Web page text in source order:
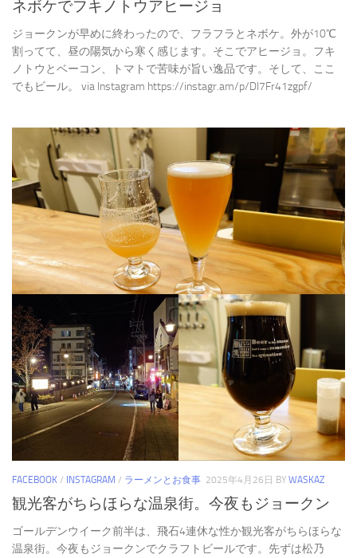
ネボケでフキノトウアヒージョ
ジョークンが早めに終わったので、フラフラとネボケ。外が10℃
割ってて、昼の陽気から寒く感じます。そこでアヒージョ。フキ
ノトウとベーコン、トマトで苦味が旨い逸品です。そして、ここ
でもビール。 via Instagram https://instagr.am/p/DI7Fr41zgpf/
FACEBOOK / INSTAGRAM / ラーメンとお食事 2025年4月26日 BY WASKAZ
観光客がちらほらな温泉街。今夜もジョークン
ゴールデンウイーク前半は、飛石4連休な性か観光客がちらほらな
温泉街。今夜もジョークンでクラフトビールです。先ずは松乃